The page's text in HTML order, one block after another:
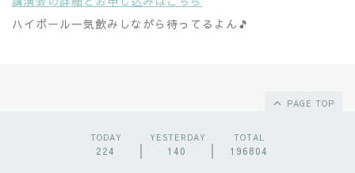
ハイボール一気飲みしながら待ってるよん🎵
PAGE TOP
TODAY
224
YESTERDAY
140
TOTAL
196804